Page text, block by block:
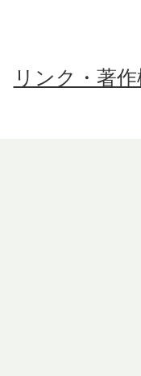
リンク・著